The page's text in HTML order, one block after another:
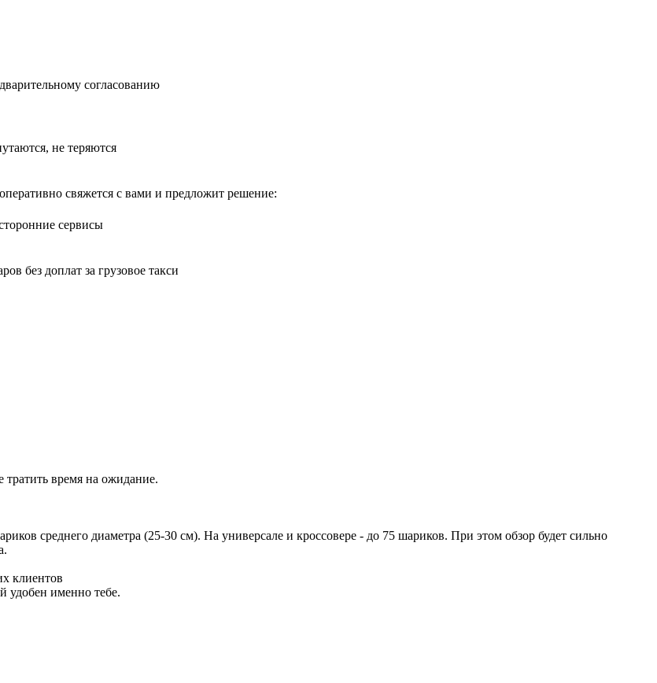
согласованию
не теряются
свяжется с вами и предложит решение:
сервисы
без доплат за грузовое такси
тратить время на ожидание.
среднего диаметра (25-30 см). На универсале и кроссовере - до 75 шариков. При этом обзор будет сильно
клиентов
именно тебе.